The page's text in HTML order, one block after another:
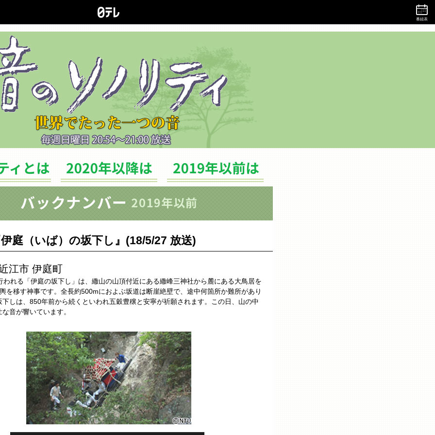
番組表
ソノリティとは バックナンバー（2020年以降は）
庭（いば）の坂下し』(18/5/27 放送)
江市 伊庭町
われる「伊庭の坂下し」は、繖山の山頂付近にある繖峰三神社から麓にある大鳥居を
を移す神事です。全長約500mにおよぶ坂道は断崖絶壁で、途中何箇所か難所があり
しは、850年前から続くといわれ五穀豊穣と安寧が祈願されます。この日、山の中
音が響いています。